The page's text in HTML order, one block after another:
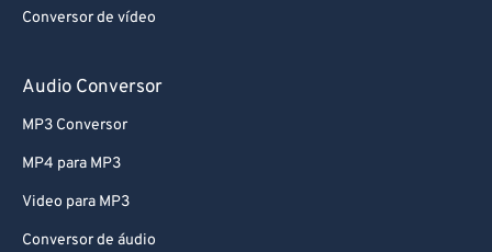
Conversor de vídeo
Audio Conversor
MP3 Conversor
MP4 para MP3
Video para MP3
Conversor de áudio